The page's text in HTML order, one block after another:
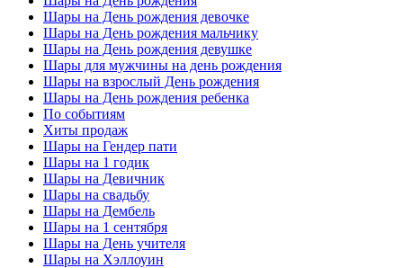
Шары на День рождения девочке
Шары на День рождения мальчику
Шары на День рождения девушке
Шары для мужчины на день рождения
Шары на взрослый День рождения
Шары на День рождения ребенка
По событиям
Хиты продаж
Шары на Гендер пати
Шары на 1 годик
Шары на Девичник
Шары на свадьбу
Шары на Дембель
Шары на 1 сентября
Шары на День учителя
Шары на Хэллоуин